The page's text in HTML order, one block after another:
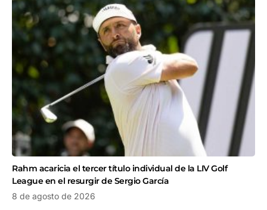
Rahm acaricia el tercer título individual de la LIV Golf
League en el resurgir de Sergio García
8 de agosto de 2026